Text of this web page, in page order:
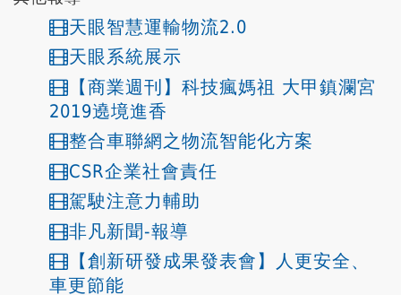
天眼智慧運輸物流2.0
天眼系統展示
【商業週刊】科技瘋媽祖 大甲鎮瀾宮
2019遶境進香
整合車聯網之物流智能化方案
CSR企業社會責任
駕駛注意力輔助
非凡新聞-報導
【創新研發成果發表會】人更安全、
車更節能